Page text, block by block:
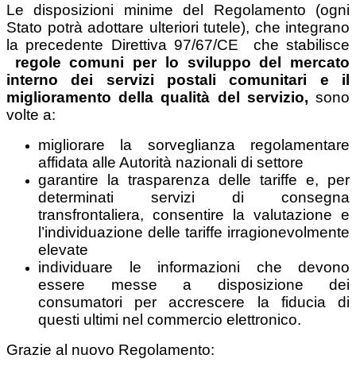
Le disposizioni minime del Regolamento (ogni
Stato potrà adottare ulteriori tutele), che integrano
la precedente Direttiva 97/67/CE che stabilisce
regole comuni per lo sviluppo del mercato
interno dei servizi postali comunitari e il
miglioramento della qualità del servizio, sono
volte a:
migliorare la sorveglianza regolamentare
affidata alle Autorità nazionali di settore
garantire la trasparenza delle tariffe e, per
determinati servizi di consegna
transfrontaliera, consentire la valutazione e
l’individuazione delle tariffe irragionevolmente
elevate
individuare le informazioni che devono
essere messe a disposizione dei
consumatori per accrescere la fiducia di
questi ultimi nel commercio elettronico.
Grazie al nuovo Regolamento: